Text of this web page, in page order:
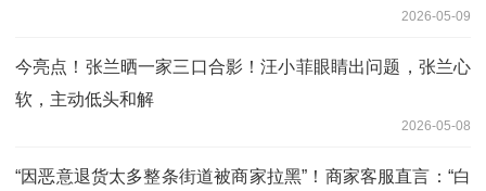
2026-05-09
今亮点！张兰晒一家三口合影！汪小菲眼睛出问题，张兰心
软，主动低头和解
2026-05-08
“因恶意退货太多整条街道被商家拉黑”！商家客服直言：“白